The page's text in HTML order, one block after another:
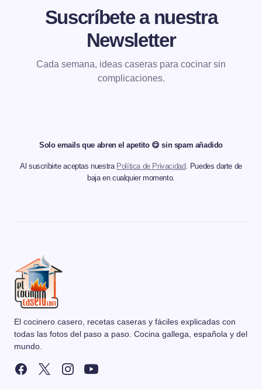
Suscríbete a nuestra
Newsletter
Cada semana, ideas caseras para cocinar sin
complicaciones.
Solo emails que abren el apetito 😋 sin spam añadido
Al suscribirte aceptas nuestra Política de Privacidad. Puedes darte de
baja en cualquier momento.
El cocinero casero, recetas caseras y fáciles explicadas con
todas las fotos del paso a paso. Cocina gallega, española y del
mundo.